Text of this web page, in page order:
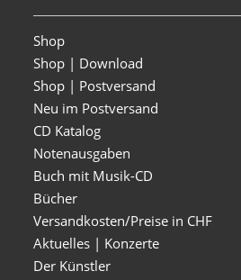
Shop
Shop | Download
Shop | Postversand
Neu im Postversand
CD Katalog
Notenausgaben
Buch mit Musik-CD
Bücher
Versandkosten/Preise in CHF
Aktuelles | Konzerte
Der Künstler